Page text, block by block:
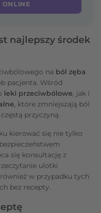
ONLINE
najlepszy środek
na ból zęba
pacjenta. Wśród
leki przeciwbólowe, jak i
, które zmniejszają ból
przyczyną.
kierować się nie tylko
się konsultację z
ulotki
w przypadku tych
bez recepty.